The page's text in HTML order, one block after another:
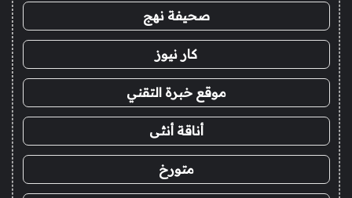
صحيفة نهج
كار نيوز
موقع خبرة التقني
أناقة أنثى
متورخ